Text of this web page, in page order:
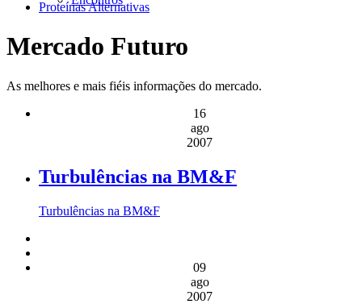
Proteínas Alternativas
Mercado Futuro
As melhores e mais fiéis informações do mercado.
16
ago
2007
Turbulências na BM&F
Turbulências na BM&F
09
ago
2007